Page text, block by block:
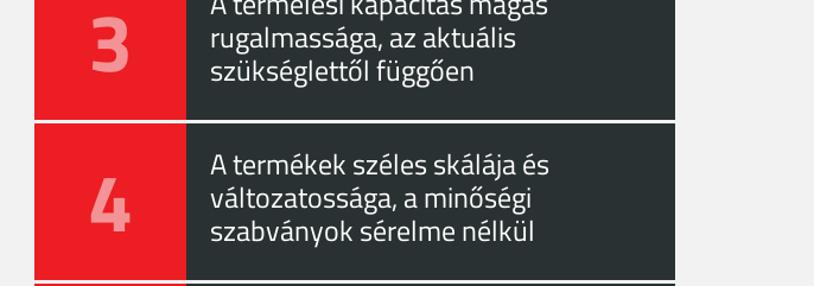
3 rugalmassága, az aktuális
szükséglettől függően
4 A termékek széles skálája és
változatossága, a minőségi
szabványok sérelme nélkül